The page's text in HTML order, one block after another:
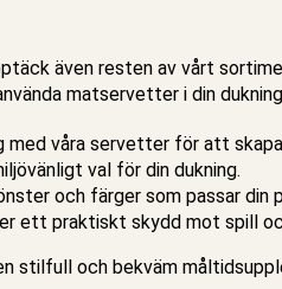
även resten av vårt
matservetter i din
med våra servetter för att
val för din dukning.
och färger som passar din
ett praktiskt skydd mot spill
stilfull och bekväm